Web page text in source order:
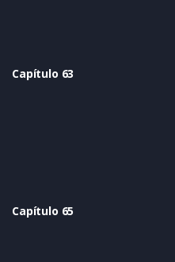
Capítulo 63
Capítulo 65